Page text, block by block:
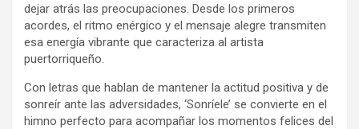
dejar atrás las preocupaciones. Desde los primeros
acordes, el ritmo enérgico y el mensaje alegre transmiten
esa energía vibrante que caracteriza al artista
puertorriqueño.
Con letras que hablan de mantener la actitud positiva y de
sonreír ante las adversidades, ‘Sonríele’ se convierte en el
himno perfecto para acompañar los momentos felices del